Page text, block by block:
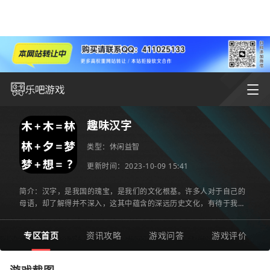
趣味汉字
类型： 休闲益智
更新时间：2023-10-09 15:41
简介：汉字，是我国的瑰宝，是我们的文化根基。许多人对于自己的
母语，却了解得并不深入，这其中蕴含的深远历史文化，有待于我们
专区首页 资讯攻略 游戏问答 游戏评价